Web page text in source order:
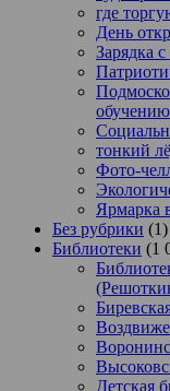
где
День
Зарядка
тонкий
Фото-
Ярмарка
Без рубрики (1)
Библиотеки (1
Детская